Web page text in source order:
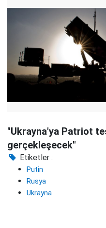
"Ukrayna'ya Patriot
gerçekleşecek"
Etiketler :
Putin
Rusya
Ukrayna